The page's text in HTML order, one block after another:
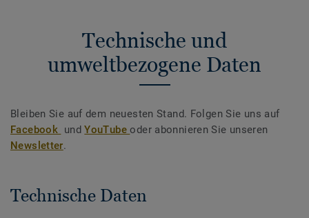
Technische und
umweltbezogene Daten
Bleiben Sie auf dem neuesten Stand. Folgen Sie uns auf
Facebook undYouTubeoder abonnieren Sie unseren
Newsletter.
Technische Daten